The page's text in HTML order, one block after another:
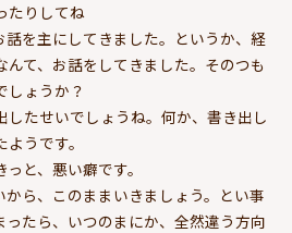
たりしてね
話を主にしてきました。というか、経
て、お話をしてきました。そのつも
しょうか？
たせいでしょうね。何か、書き出し
うです。
と、悪い癖です。
ら、このままいきましょう。とい事
ったら、いつのまにか、全然違う方向